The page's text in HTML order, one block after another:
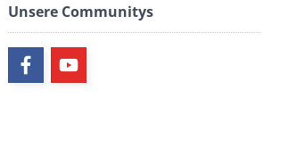
Unsere Communitys